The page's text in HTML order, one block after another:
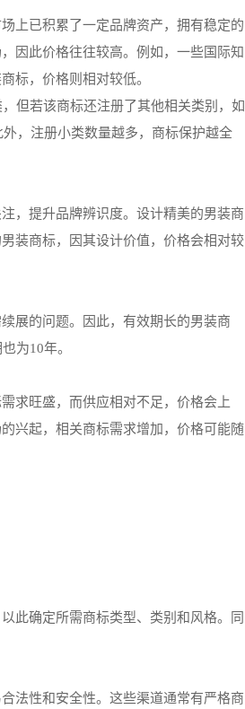
上已积累了一定品牌资产，拥有稳定的
因此价格往往较高。例如，一些国际知
标，价格则相对较低。
但若该商标还注册了其他相关类别，如
，注册小类数量越多，商标保护越全
，提升品牌辨识度。设计精美的男装商
装商标，因其设计价值，价格会相对较
展的问题。因此，有效期长的男装商
为10年。
求旺盛，而供应相对不足，价格会上
兴起，相关商标需求增加，价格可能随
此确定所需商标类型、类别和风格。同
法性和安全性。这些渠道通常有严格商